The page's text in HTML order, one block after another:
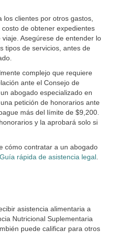
clientes por otros gastos,
de obtener expedientes
Asegúrese de entender lo
tipos de servicios, antes de
complejo que requiere
ante el Consejo de
abogado especializado en
petición de honorarios ante
más del límite de $9,200.
y la aprobará solo si
cómo contratar a un abogado
Guía rápida de asistencia legal
asistencia alimentaria a
Nutricional Suplementaria
puede calificar para otros